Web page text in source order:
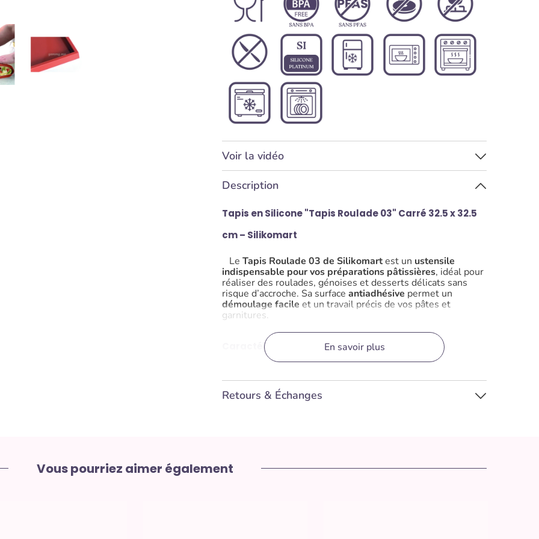
Voir la vidéo
Description
Tapis en Silicone "Tapis Roulade 03" Carré 32.5 x 32.5
cm – Silikomart
LeTapis Roulade 03 de Silikomartest un ustensile
indispensable pour vos préparations pâtissières, idéal pour
réaliser des roulades, génoises et desserts délicats sans
risque d’accroche. Sa surfaceantiadhésive permet un
démoulage facile et un travail précis de vos pâtes et
garnitures.
Caractéristiques techniques :
Matière : Silicone platinium alimentaire
vaisselle
En savoir plus
Retours & Échanges
Vous pourriez aimer également